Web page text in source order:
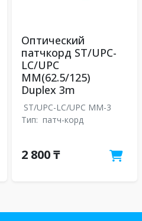
Оптический
патчкорд ST/UPC-
LC/UPC
MM(62.5/125)
Duplex 3m
ST/UPC-LC/UPC MM-3
Тип: патч-корд
2 800 ₸